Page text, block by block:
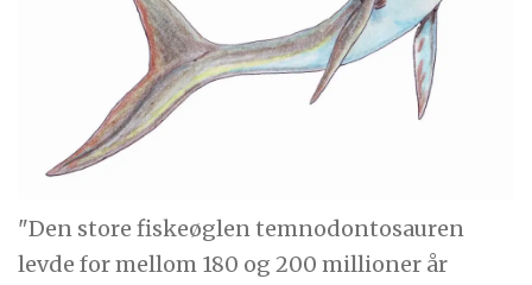
"Den store fiskeøglen temnodontosauren
levde for mellom 180 og 200 millioner år